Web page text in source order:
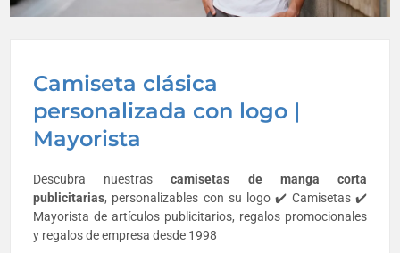
Camiseta clásica
personalizada con logo |
Mayorista
Descubra nuestrascamisetas de manga corta
publicitarias, personalizables con su logo ✔️ Camisetas ✔️
Mayorista de artículos publicitarios, regalos promocionales
y regalos de empresa desde 1998